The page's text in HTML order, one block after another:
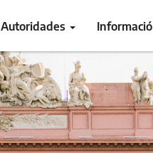
Autoridades